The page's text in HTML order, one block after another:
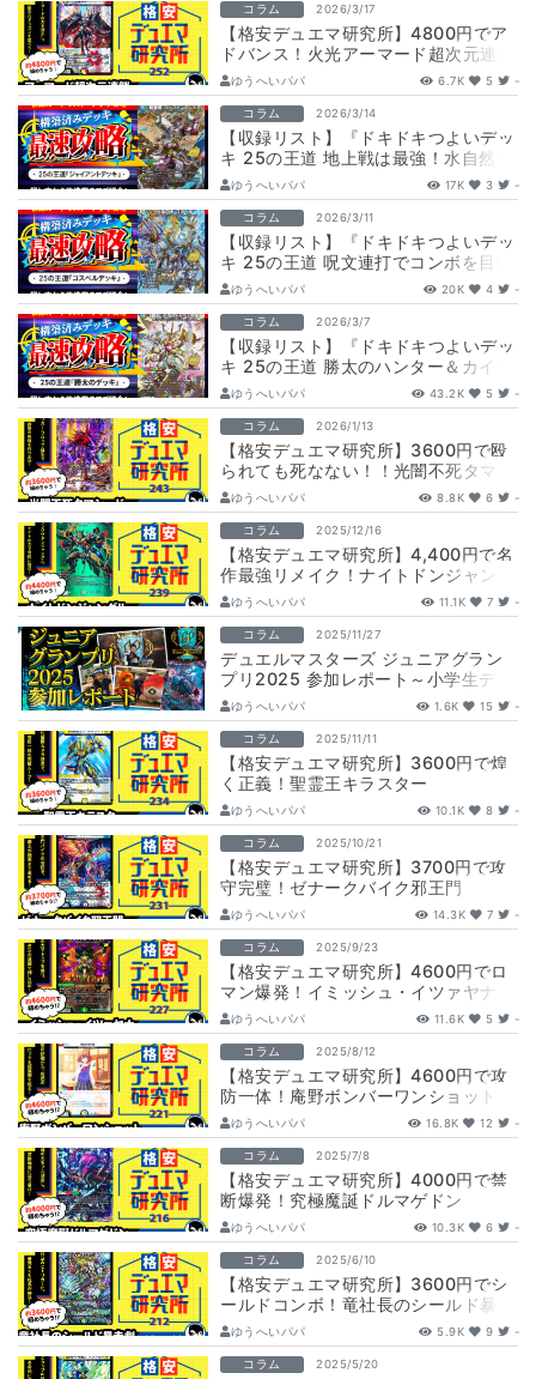
コラム 2026/3/17
【格安デュエマ研究所】4800円でア
ドバンス！火光アーマード超次元連鎖
ゆうへいパパ 6.7K 5 -
コラム 2026/3/14
【収録リスト】『ドキドキつよいデッ
キ 25の王道 地上戦は最強！水自然ジ
ャイアントデッキ』最速攻略！
【DM26…
ゆうへいパパ 17K 3 -
コラム 2026/3/11
【収録リスト】『ドキドキつよいデッ
キ 25の王道 呪文連打でコンボを目指
せゴスペルデッキ』最速攻略！
【DM26…
ゆうへいパパ 20K 4 -
コラム 2026/3/7
【収録リスト】『ドキドキつよいデッ
キ 25の王道 勝太のハンター＆カイザ
ー「刃鬼」デッキ』最速攻略！
【DM26…
ゆうへいパパ 43.2K 5 -
コラム 2026/1/13
【格安デュエマ研究所】3600円で殴
られても死なない！！光闇不死タマシ
ード
ゆうへいパパ 8.8K 6 -
コラム 2025/12/16
【格安デュエマ研究所】4,400円で名
作最強リメイク！ナイトドンジャング
ルゆうへいパパ 11.1K 7 -
コラム 2025/11/27
デュエルマスターズ ジュニアグラン
プリ2025 参加レポート～小学生デュ
エリストたちの全国大会～
ゆうへいパパ 1.6K 15 -
コラム 2025/11/11
【格安デュエマ研究所】3600円で煌
く正義！聖霊王キラスター
ゆうへいパパ 10.1K 8 -
コラム 2025/10/21
【格安デュエマ研究所】3700円で攻
守完璧！ゼナークバイク邪王門
ゆうへいパパ 14.3K 7 -
コラム 2025/9/23
【格安デュエマ研究所】4600円でロ
マン爆発！イミッシュ・イツァヤナ
ゆうへいパパ 11.6K 5 -
コラム 2025/8/12
【格安デュエマ研究所】4600円で攻
防一体！庵野ボンバーワンショット
ゆうへいパパ 16.8K 12 -
コラム 2025/7/8
【格安デュエマ研究所】4000円で禁
断爆発！究極魔誕ドルマゲドン
ゆうへいパパ 10.3K 6 -
コラム 2025/6/10
【格安デュエマ研究所】3600円でシ
ールドコンボ！竜社長のシールド暴走
劇ゆうへいパパ 5.9K 9 -
コラム 2025/5/20